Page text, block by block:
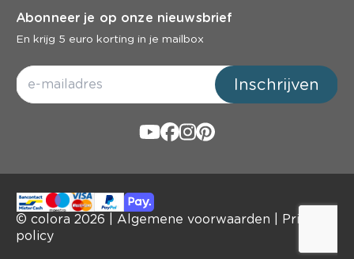
Abonneer je op onze nieuwsbrief
En krijg 5 euro korting in je mailbox
Inschrijven
© colora 2026 Algemene voorwaarden
Privacy
policy